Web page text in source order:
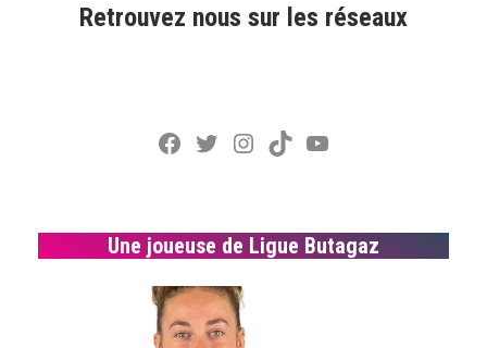
Retrouvez nous sur les réseaux
Facebook
Twitter
Instagram
TikTokYouTube
Une joueuse de Ligue Butagaz